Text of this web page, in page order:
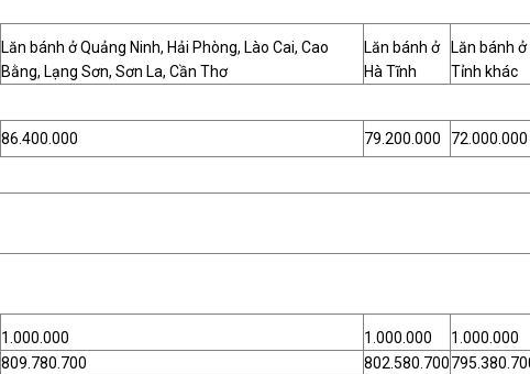
Lăn bánh ở Quảng Ninh, Hải Phòng, Lào Cai, Cao
Bằng, Lạng Sơn, Sơn La, Cần Thơ
Lăn bánh ở
Hà Tĩnh
Lăn bánh ở
Tỉnh khác
86.400.000 79.200.000 72.000.000
1.000.000 1.000.000
1.000.000
809.780.700 802.580.700